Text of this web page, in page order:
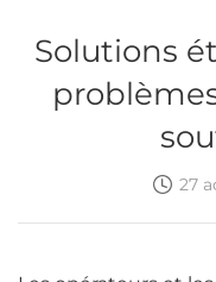
Solutions
27